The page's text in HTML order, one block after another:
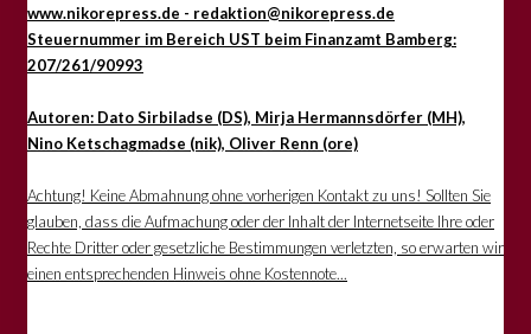
www.nikorepress.de - redaktion@nikorepress.de
Steuernummer im Bereich UST beim Finanzamt Bamberg:
207/261/90993
Autoren: Dato Sirbiladse (DS), Mirja Hermannsdörfer (MH),
Nino Ketschagmadse (nik), Oliver Renn (ore)
Achtung! Keine Abmahnung ohne vorherigen Kontakt zu uns! Sollten Sie
glauben, dass die Aufmachung oder der Inhalt der Internetseite Ihre oder
Rechte Dritter oder gesetzliche Bestimmungen verletzten, so erwarten wir
einen entsprechenden Hinweis ohne Kostennote...